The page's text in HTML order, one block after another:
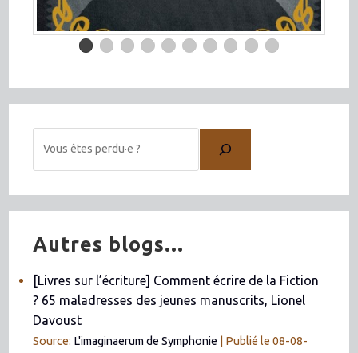
Autres blogs...
[Livres sur l’écriture] Comment écrire de la Fiction
? 65 maladresses des jeunes manuscrits, Lionel
Davoust
Source: L'imaginaerum de Symphonie
Publié le 08-08-